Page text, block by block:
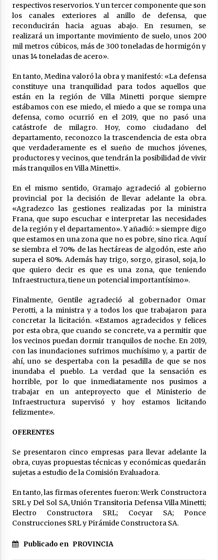
respectivos reservorios. Y un tercer componente que son
los canales exteriores al anillo de defensa, que
reconducirán hacia aguas abajo. En resumen, se
realizará un importante movimiento de suelo, unos 200
mil metros cúbicos, más de 300 toneladas de hormigón y
unas 14 toneladas de acero».
En tanto, Medina valoró la obra y manifestó: «La defensa
constituye una tranquilidad para todos aquellos que
están en la región de Villa Minetti porque siempre
estábamos con ese miedo, el miedo a que se rompa una
defensa, como ocurrió en el 2019, que no pasó una
catástrofe de milagro. Hoy, como ciudadano del
departamento, reconozco la trascendencia de esta obra
que verdaderamente es el sueño de muchos jóvenes,
productores y vecinos, que tendrán la posibilidad de vivir
más tranquilos en Villa Minetti».
En el mismo sentido, Gramajo agradeció al gobierno
provincial por la decisión de llevar adelante la obra.
«Agradezco las gestiones realizadas por la ministra
Frana, que supo escuchar e interpretar las necesidades
de la región y el departamento». Y añadió: » siempre digo
que estamos en una zona que no es pobre, sino rica. Aquí
se siembra el 70% de las hectáreas de algodón, este año
supera el 80%. Además hay trigo, sorgo, girasol, soja, lo
que quiero decir es que es una zona, que teniendo
Infraestructura, tiene un potencial importantísimo».
Finalmente, Gentile agradeció al gobernador Omar
Perotti, a la ministra y a todos los que trabajaron para
concretar la licitación. «Estamos agradecidos y felices
por esta obra, que cuando se concrete, va a permitir que
los vecinos puedan dormir tranquilos de noche. En 2019,
con las inundaciones sufrimos muchísimo y, a partir de
ahí, uno se despertaba con la pesadilla de que se nos
inundaba el pueblo. La verdad que la sensación es
horrible, por lo que inmediatamente nos pusimos a
trabajar en un anteproyecto que el Ministerio de
Infraestructura supervisó y hoy estamos licitando
felizmente».
OFERENTES
Se presentaron cinco empresas para llevar adelante la
obra, cuyas propuestas técnicas y económicas quedarán
sujetas a estudio de la Comisión Evaluadora.
En tanto, las firmas oferentes fueron: Werk Constructora
SRL y Del Sol SA, Unión Transitoria Defensa Villa Minetti;
Electro Constructora SRL; Cocyar SA; Ponce
Construcciones SRL y Pirámide Constructora SA.
Publicado en PROVINCIA